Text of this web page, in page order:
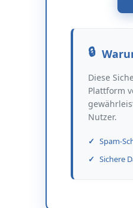
Diese
Plattform
Nutzer.
Spam-
Sichere